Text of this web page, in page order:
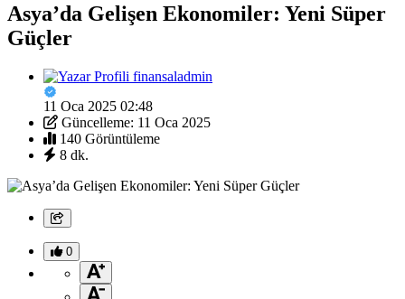
Asya’da Gelişen Ekonomiler: Yeni Süper
Güçler
finansaladmin
11 Oca 2025 02:48
Güncelleme: 11 Oca 2025
140 Görüntüleme
8 dk.
0